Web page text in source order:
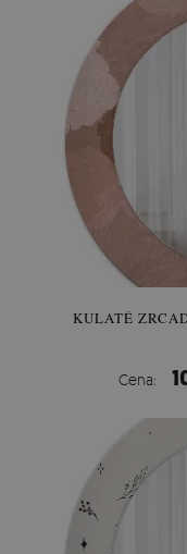
KULATÉ
Cena: